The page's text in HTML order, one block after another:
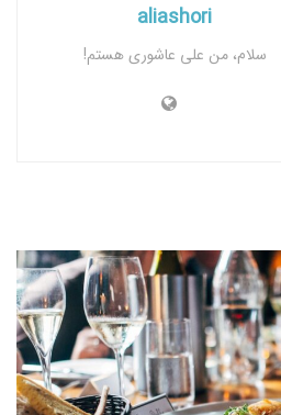
aliashori
سلام، من علی عاشوری هستم!